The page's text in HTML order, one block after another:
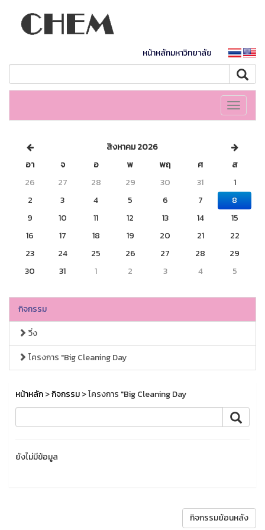
หน้าหลักมหาวิทยาลัย
Toggle
สิงหาคม 2026
อา
จ อ พ พฤ ศ
ส
26
27 28 29 30 31
1
2
3 4 5 6 7
8
9
10 11 12 13 14
15
16
17 18 19 20 21
22
23
24 25 26 27 28
29
30
31 1 2 3 4 5
กิจกรรม
วิ่ง
โครงการ "Big Cleaning Day
หน้าหลัก>กิจกรรม> โครงการ "Big Cleaning Day
ยังไม่มีข้อมูล
กิจกรรมย้อนหลัง